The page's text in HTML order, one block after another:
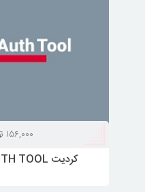
کردیت GLOBAL AUTH TOOL
۱۵۶,۰۰۰